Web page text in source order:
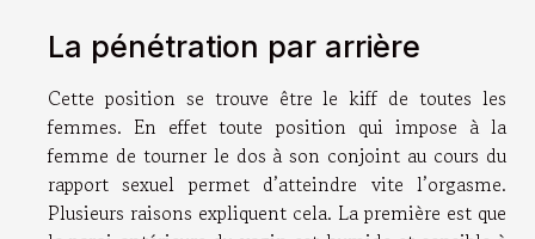
La pénétration par arrière
Cette position se trouve être le kiff de toutes les
femmes. En effet toute position qui impose à la
femme de tourner le dos à son conjoint au cours du
rapport sexuel permet d’atteindre vite l’orgasme.
Plusieurs raisons expliquent cela. La première est que